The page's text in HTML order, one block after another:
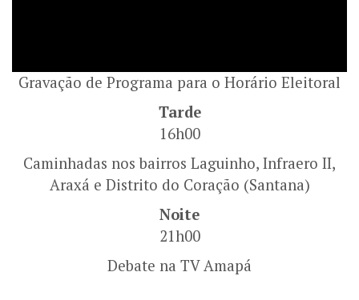
Gravação de Programa para o Horário Eleitoral
Tarde
16h00
Caminhadas nos bairros Laguinho, Infraero II,
Araxá e Distrito do Coração (Santana)
Noite
21h00
Debate na TV Amapá